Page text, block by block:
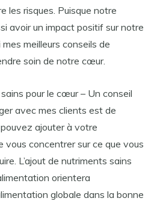
les risques. Puisque notre
avoir un impact positif sur notre
meilleurs conseils de
soin de notre cœur.
pour le cœur – Un conseil
avec mes clients est de
ajouter à votre
vous concentrer sur ce que vous
L’ajout de nutriments sains
orientera
globale dans la bonne